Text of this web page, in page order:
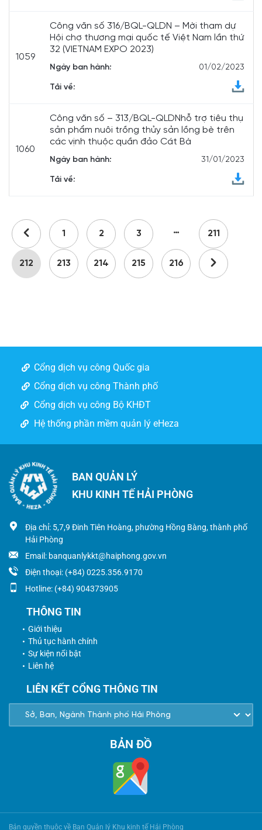
1059
Công văn số 316/BQL-QLDN – Mời tham dự
Hội chợ thương mại quốc tế Việt Nam lần thứ
32 (VIETNAM EXPO 2023)
Ngày ban hành: 01/02/2023
Tải về:
1060
Công văn số – 313/BQL-QLDNhỗ trợ tiêu thụ
sản phẩm nuôi trồng thủy sản lồng bè trên
các vịnh thuộc quần đảo Cát Bà
Ngày ban hành: 31/01/2023
Tải về:
1 2 3 … 211
212 213 214 215 216
Cổng dịch vụ công Quốc gia
Cổng dịch vụ công Thành phố
Cổng dịch vụ công Bộ KHĐT
Hệ thống phần mềm quản lý eHeza
BAN QUẢN LÝ
KHU KINH TẾ HẢI PHÒNG
Địa chỉ: 5,7,9 Đinh Tiên Hoàng, phường Hồng Bàng, thành phố
Hải Phòng
Email: banquanlykkt@haiphong.gov.vn
Điện thoại: (+84) 0225.356.9170
Hotline: (+84) 904373905
THÔNG TIN
Giới thiệu
Thủ tục hành chính
Sự kiện nổi bật
Liên hệ
LIÊN KẾT CỔNG THÔNG TIN
BẢN ĐỒ
Bản quyền thuộc về Ban Quản lý Khu kinh tế Hải Phòng